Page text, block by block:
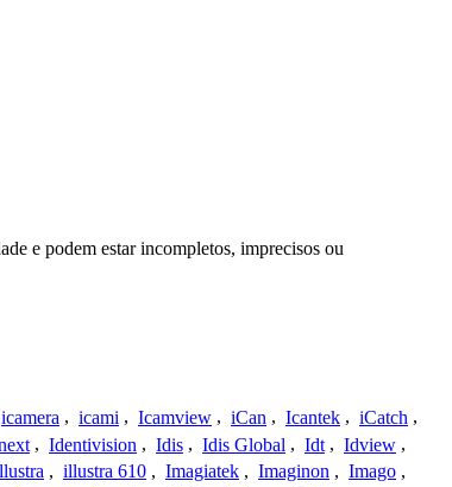
e podem estar incompletos, imprecisos ou
icamera , icami , Icamview , iCan , Icantek , iCatch ,
, Identivision , Idis , Idis Global , Idt , Idview ,
, illustra 610 , Imagiatek , Imaginon , Imago ,